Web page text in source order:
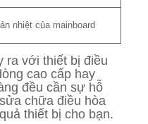
nhiệt của mainboard
ra với thiết bị điều
cao cấp hay
đều cần sự hỗ
chữa điều hòa
thiết bị cho bạn.